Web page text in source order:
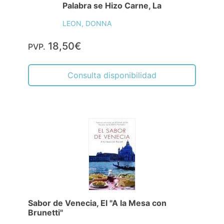
Palabra se Hizo Carne, La
LEON, DONNA
PVP. 18,50€
Consulta disponibilidad
Sabor de Venecia, El "A la Mesa con
Brunetti"